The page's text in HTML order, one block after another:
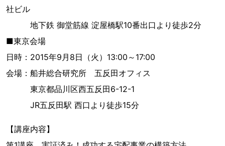
社ビル
地下鉄 御堂筋線 淀屋橋駅10番出口より徒歩2分
■東京会場
日時：2015年9月8日（火）13:00～17:00
会場：船井総合研究所 五反田オフィス
東京都品川区西五反田6-12-1
JR五反田駅 西口より徒歩15分
【講座内容】